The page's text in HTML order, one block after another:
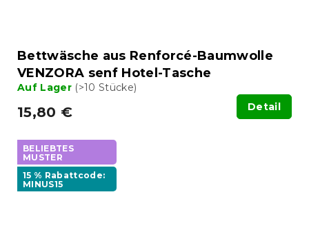
Bettwäsche aus Renforcé-Baumwolle
VENZORA senf Hotel-Tasche
Auf Lager (>10 Stücke)
15,80 € Detail
BELIEBTES
MUSTER
15 % Rabattcode:
MINUS15